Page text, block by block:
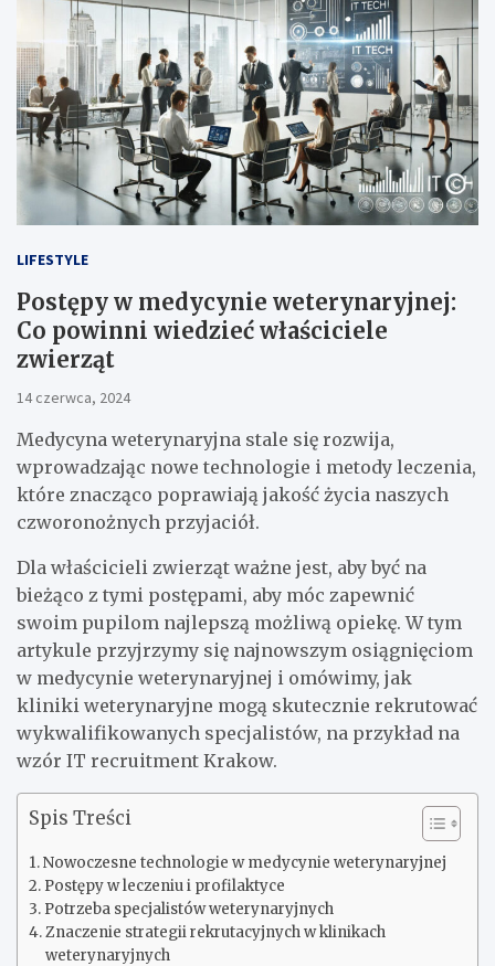
LIFESTYLE
Postępy w medycynie weterynaryjnej:
Co powinni wiedzieć właściciele
zwierząt
14 czerwca, 2024
Medycyna weterynaryjna stale się rozwija,
wprowadzając nowe technologie i metody leczenia,
które znacząco poprawiają jakość życia naszych
czworonożnych przyjaciół.
Dla właścicieli zwierząt ważne jest, aby być na
bieżąco z tymi postępami, aby móc zapewnić
swoim pupilom najlepszą możliwą opiekę. W tym
artykule przyjrzymy się najnowszym osiągnięciom
w medycynie weterynaryjnej i omówimy, jak
kliniki weterynaryjne mogą skutecznie rekrutować
wykwalifikowanych specjalistów, na przykład na
wzór IT recruitment Krakow.
Spis Treści
Nowoczesne technologie w medycynie weterynaryjnej
Postępy w leczeniu i profilaktyce
Potrzeba specjalistów weterynaryjnych
Znaczenie strategii rekrutacyjnych w klinikach
weterynaryjnych